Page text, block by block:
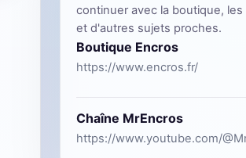
continuer avec la boutique, les
et d'autres sujets proches.
Boutique Encros
https://www.encros.fr/
Chaîne MrEncros
https://www.youtube.com/